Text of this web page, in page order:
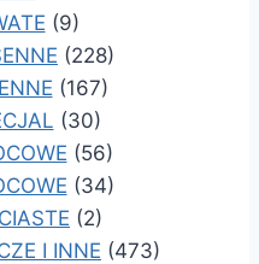
(9)
(228)
(167)
(30)
(56)
(34)
(2)
I INNE (473)